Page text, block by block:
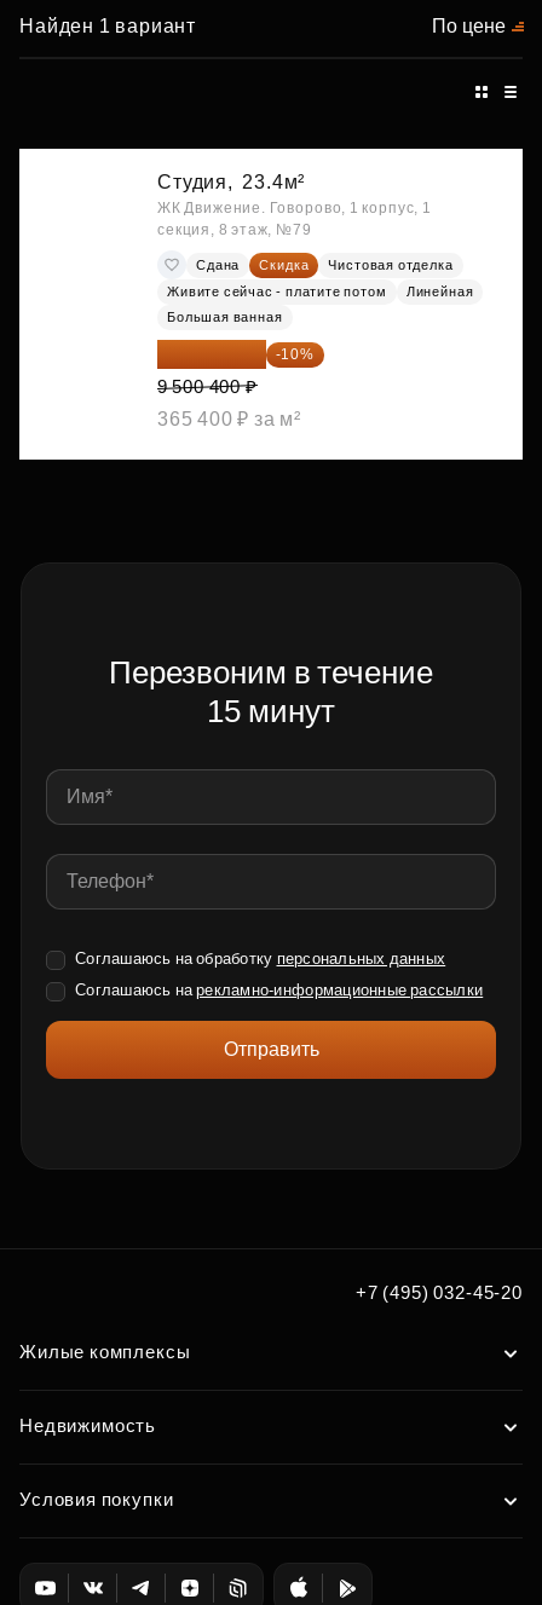
Найден 1 вариант По цене
Студия, 23.4м²
ЖК Движение. Говорово, 1 корпус, 1
секция, 8 этаж, №79
Сдана Скидка
Чистовая отделка
Живите сейчас - платите потом
Линейная
Большая ванная
-10%
9 500 400 ₽
365 400 ₽ за м²
Перезвоним в течение
15 минут
Соглашаюсь на обработку персональных данных
Соглашаюсь нарекламно-информационные рассылки
Отправить
+7 (495) 032-45-20
Жилые комплексы
Недвижимость
Условия покупки